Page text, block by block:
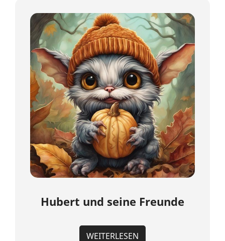
Hubert und seine Freunde
WEITERLESEN